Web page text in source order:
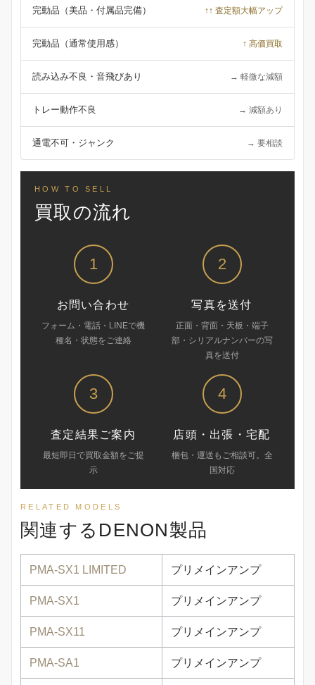
完動品（美品・付属品完備） ↑↑ 査定額大幅アップ
完動品（通常使用感） ↑ 高価買取
読み込み不良・音飛びあり → 軽微な減額
トレー動作不良 → 減額あり
通電不可・ジャンク → 要相談
HOW TO SELL
買取の流れ
1
お問い合わせ
フォーム・電話・LINEで機
種名・状態をご連絡
2
写真を送付
正面・背面・天板・端子
部・シリアルナンバーの写
真を送付
3
査定結果ご案内
最短即日で買取金額をご提
示
4
店頭・出張・宅配
梱包・運送もご相談可。全
国対応
RELATED MODELS
関連するDENON製品
PMA-SX1 LIMITED プリメインアンプ
PMA-SX1 プリメインアンプ
PMA-SX11 プリメインアンプ
PMA-SA1 プリメインアンプ